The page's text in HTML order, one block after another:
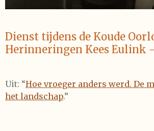
Dienst tijdens de Koude
Herinneringen Kees Eulink
Uit: “Hoe vroeger anders werd. De
het landschap.”